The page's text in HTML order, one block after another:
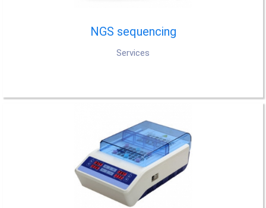
NGS sequencing
Services